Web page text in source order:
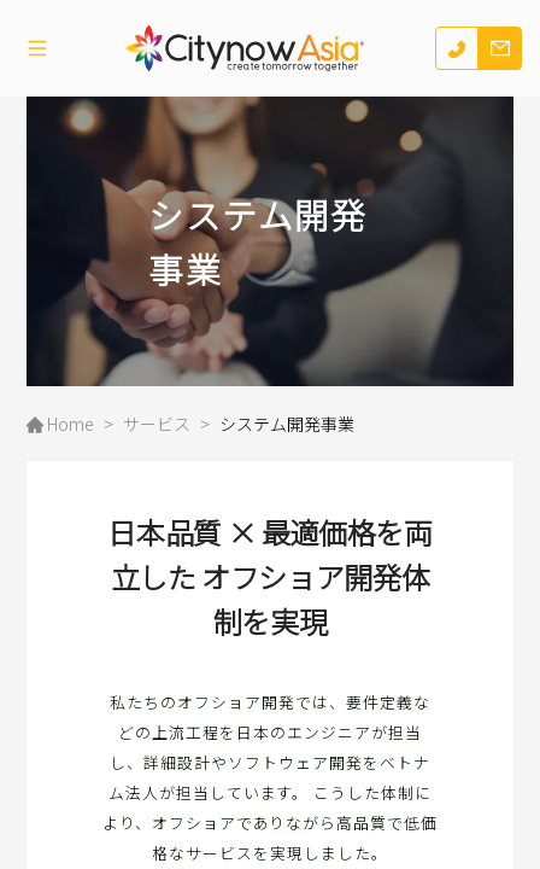
システム開発
事業
Home > サービス > システム開発事業
日本品質 × 最適価格を両
立した オフショア開発体
制を実現
私たちのオフショア開発では、要件定義な
どの上流工程を日本のエンジニアが担当
し、詳細設計やソフトウェア開発をベトナ
ム法人が担当しています。 こうした体制に
より、オフショアでありながら高品質で低価
格なサービスを実現しました。